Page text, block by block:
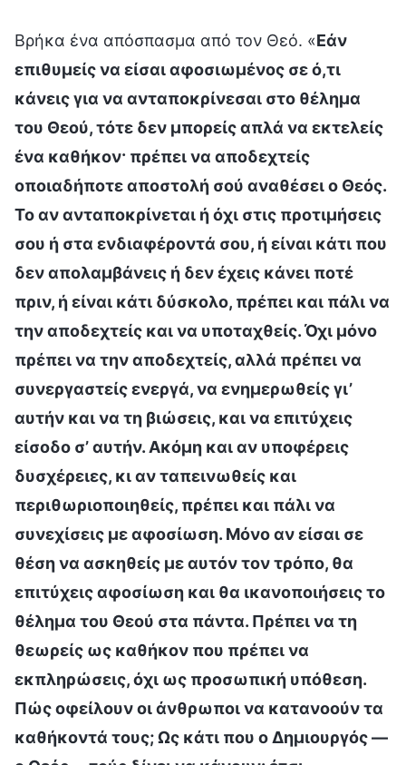
Βρήκα ένα απόσπασμα από τον Θεό. «Εάν
επιθυμείς να είσαι αφοσιωμένος σε ό,τι
κάνεις για να ανταποκρίνεσαι στο θέλημα
του Θεού, τότε δεν μπορείς απλά να εκτελείς
ένα καθήκον· πρέπει να αποδεχτείς
οποιαδήποτε αποστολή σού αναθέσει ο Θεός.
Το αν ανταποκρίνεται ή όχι στις προτιμήσεις
σου ή στα ενδιαφέροντά σου, ή είναι κάτι που
δεν απολαμβάνεις ή δεν έχεις κάνει ποτέ
πριν, ή είναι κάτι δύσκολο, πρέπει και πάλι να
την αποδεχτείς και να υποταχθείς. Όχι μόνο
πρέπει να την αποδεχτείς, αλλά πρέπει να
συνεργαστείς ενεργά, να ενημερωθείς γι’
αυτήν και να τη βιώσεις, και να επιτύχεις
είσοδο σ’ αυτήν. Ακόμη και αν υποφέρεις
δυσχέρειες, κι αν ταπεινωθείς και
περιθωριοποιηθείς, πρέπει και πάλι να
συνεχίσεις με αφοσίωση. Μόνο αν είσαι σε
θέση να ασκηθείς με αυτόν τον τρόπο, θα
επιτύχεις αφοσίωση και θα ικανοποιήσεις το
θέλημα του Θεού στα πάντα. Πρέπει να τη
θεωρείς ως καθήκον που πρέπει να
εκπληρώσεις, όχι ως προσωπική υπόθεση.
Πώς οφείλουν οι άνθρωποι να κατανοούν τα
καθήκοντά τους; Ως κάτι που ο Δημιουργός —